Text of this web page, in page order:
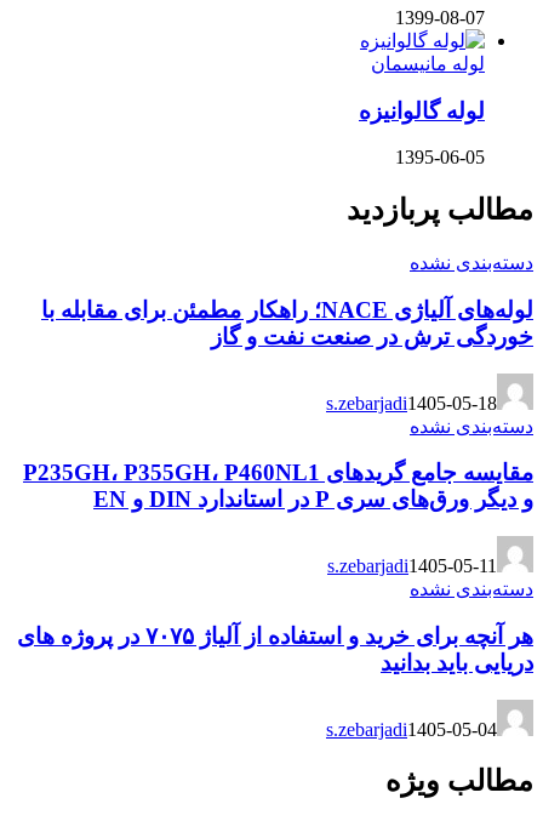
1399-08-07
لوله مانیسمان
لوله گالوانیزه
1395-06-05
مطالب پربازدید
دسته‌بندی نشده
لوله‌های آلیاژی NACE؛ راهکار مطمئن برای مقابله با
خوردگی ترش در صنعت نفت و گاز
s.zebarjadi1405-05-18
دسته‌بندی نشده
مقایسه جامع گریدهای P235GH، P355GH، P460NL1
و دیگر ورق‌های سری P در استاندارد DIN و EN
s.zebarjadi1405-05-11
دسته‌بندی نشده
هر آنچه برای خرید و استفاده از آلیاژ ۷۰۷۵ در پروژه های
دریایی باید بدانید
s.zebarjadi1405-05-04
مطالب ویژه